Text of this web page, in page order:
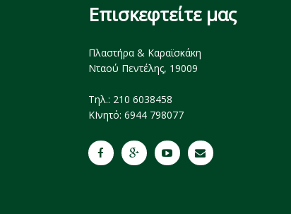
Επισκεφτείτε μας
Πλαστήρα & Καραϊσκάκη
Νταού Πεντέλης, 19009
Tηλ.: 210 6038458
ΚΙνητό: 6944 798077